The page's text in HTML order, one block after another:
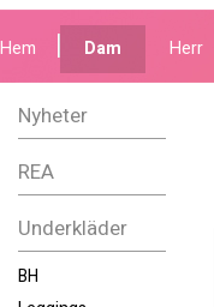
Hem Dam Herr
Nyheter
REA
Underkläder
BH